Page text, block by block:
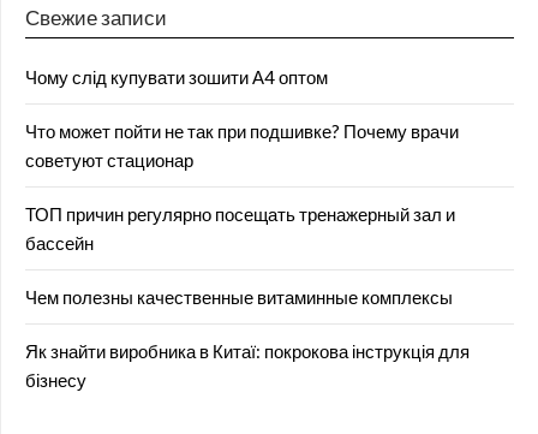
Свежие записи
Чому слід купувати зошити А4 оптом
Что может пойти не так при подшивке? Почему врачи
советуют стационар
ТОП причин регулярно посещать тренажерный зал и
бассейн
Чем полезны качественные витаминные комплексы
Як знайти виробника в Китаї: покрокова інструкція для
бізнесу